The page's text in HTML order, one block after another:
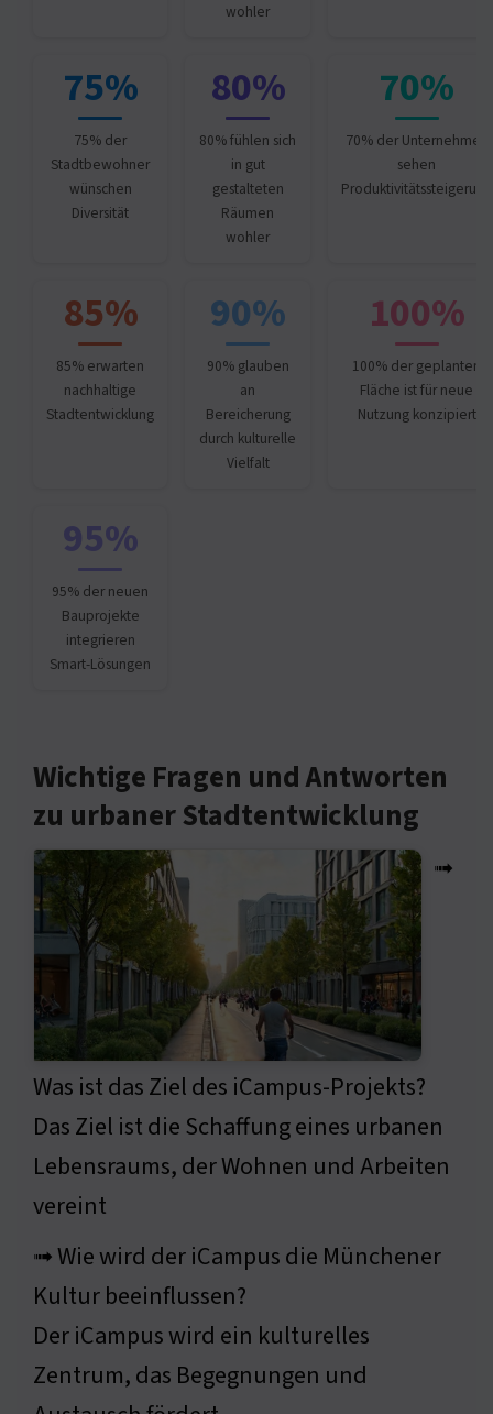
wohler
75%
75% der
Stadtbewohner
wünschen
Diversität
80%
80% fühlen sich
in gut
gestalteten
Räumen
wohler
70%
70% der Unternehmen
sehen
Produktivitätssteigerung
85%
85% erwarten
nachhaltige
Stadtentwicklung
90%
90% glauben
an
Bereicherung
durch kulturelle
Vielfalt
100%
100% der geplanten
Fläche ist für neue
Nutzung konzipiert
95%
95% der neuen
Bauprojekte
integrieren
Smart-Lösungen
Wichtige Fragen und Antworten
zu urbaner Stadtentwicklung
➟
Was ist das Ziel des iCampus-Projekts?
Das Ziel ist die Schaffung eines urbanen
Lebensraums, der Wohnen und Arbeiten
vereint
➟ Wie wird der iCampus die Münchener
Kultur beeinflussen?
Der iCampus wird ein kulturelles
Zentrum, das Begegnungen und